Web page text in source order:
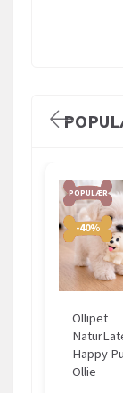
POPULÆR
-40%
Ollipet
Happy
Ollie